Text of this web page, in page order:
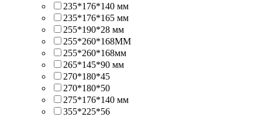
235*176*140 мм
235*176*165 мм
255*190*28 мм
255*260*168ММ
255*260*168мм
265*145*90 мм
270*180*45
270*180*50
275*176*140 мм
355*225*56